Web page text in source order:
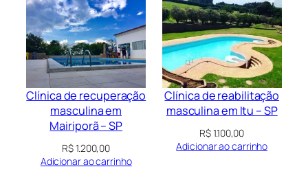
Clínica de recuperação
masculina em
Mairiporã – SP
R$1.200,00
Adicionar ao carrinho
Clínica de reabilitação
masculina em Itu – SP
R$1.100,00
Adicionar ao carrinho